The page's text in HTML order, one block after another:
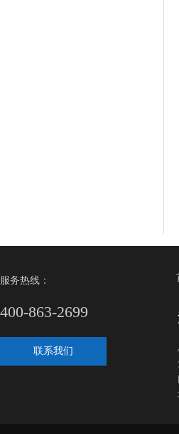
服务热线：
400-863-2699
联系我们